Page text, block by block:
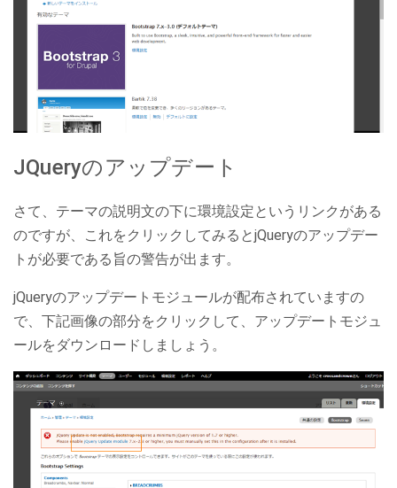
JQueryのアップデート
さて、テーマの説明文の下に環境設定というリンクがある
のですが、これをクリックしてみるとjQueryのアップデー
トが必要である旨の警告が出ます。
jQueryのアップデートモジュールが配布されていますの
で、下記画像の部分をクリックして、アップデートモジュ
ールをダウンロードしましょう。